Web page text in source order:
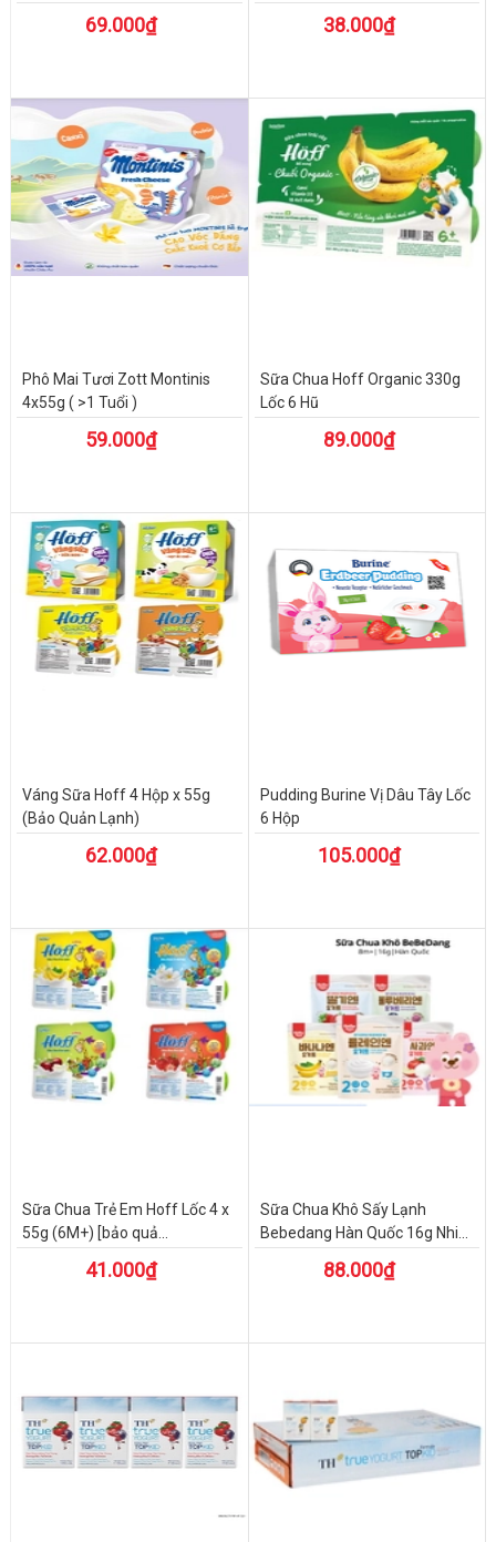
69.000₫ 38.000₫
Phô Mai Tươi Zott Montinis
4x55g ( >1 Tuổi )
59.000₫
Sữa Chua Hoff Organic 330g
Lốc 6 Hũ
89.000₫
Váng Sữa Hoff 4 Hộp x 55g
(Bảo Quản Lạnh)
62.000₫
Pudding Burine Vị Dâu Tây Lốc
6 Hộp
105.000₫
Sữa Chua Trẻ Em Hoff Lốc 4 x
55g (6M+) [bảo quả...
41.000₫
Sữa Chua Khô Sấy Lạnh
Bebedang Hàn Quốc 16g Nhi...
88.000₫